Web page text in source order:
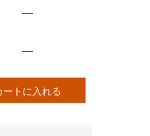
—
—
ートに入れる